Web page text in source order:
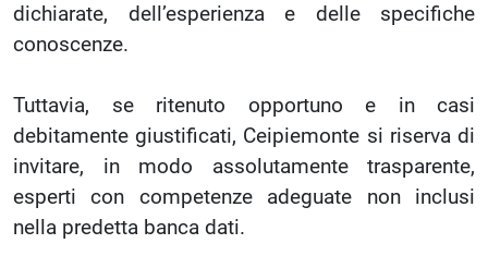
dichiarate, dell’esperienza e delle specifiche
conoscenze.
Tuttavia, se ritenuto opportuno e in casi
debitamente giustificati, Ceipiemonte si riserva di
invitare, in modo assolutamente trasparente,
esperti con competenze adeguate non inclusi
nella predetta banca dati.